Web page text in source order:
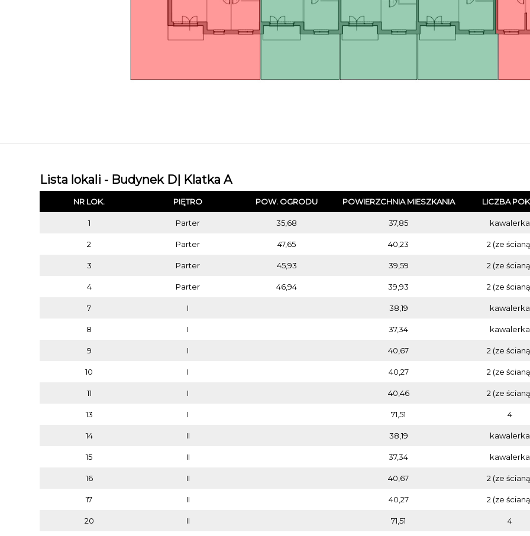
Lista lokali - Budynek D| Klatka A
NR LOK. PIĘTRO POW. OGRODU POWIERZCHNIA MIESZKANIA LICZBA
1 Parter 35,68 37,85 kawalerka
2 Parter 47,65 40,23 2 (ze
3 Parter 45,93 39,59 2 (ze
4 Parter 46,94 39,93 2 (ze
7 I 38,19 kawalerka
8 I 37,34 kawalerka
9 I 40,67 2 (ze
10 I 40,27 2 (ze
11 I 40,46 2 (ze
13 I 71,51 4
14 II 38,19 kawalerka
15 II 37,34 kawalerka
16 II 40,67 2 (ze
17 II 40,27 2 (ze
20 II 71,51 4